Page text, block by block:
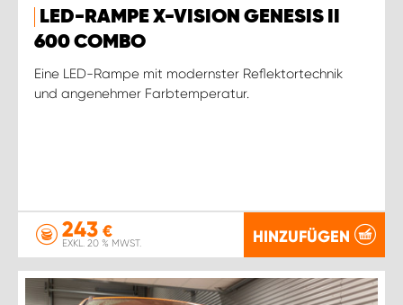
LED-RAMPE X-VISION GENESIS II
600 COMBO
Eine LED-Rampe mit modernster Reflektortechnik
und angenehmer Farbtemperatur.
243 €
EXKL. 20 % MWST. HINZUFÜGEN